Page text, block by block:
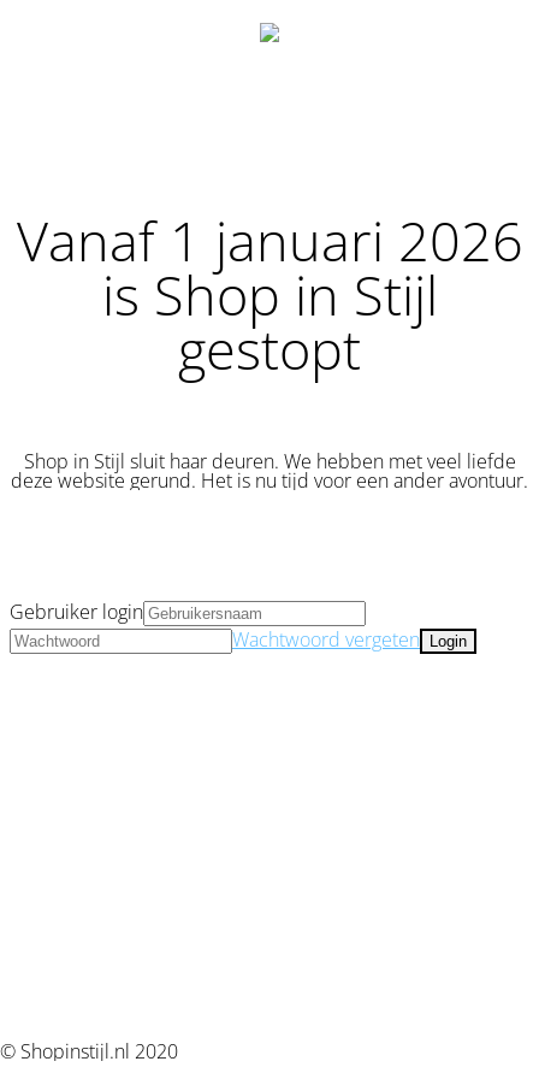
Vanaf 1 januari 2026
is Shop in Stijl
gestopt
Shop in Stijl sluit haar deuren. We hebben met veel liefde
deze website gerund. Het is nu tijd voor een ander avontuur.
© Shopinstijl.nl 2020
Gebruiker login
Wachtwoord vergeten